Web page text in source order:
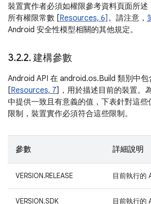
裝置實作者必須如權限參考資料頁面所
所有權限常數 [Resources, 6] 。請注意，
Android 安全性模型相關的其他規定。
3.2.2. 建構參數
Android API 在 android.os.Build 類別中
[Resources, 7]，用於描述目前的裝置。
中提供一致且有意義的值，下表針對這
限制，裝置實作必須符合這些限制。
參數 詳細說明
VERSION.RELEASE 目前執行的
VERSION.SDK 目前執行的